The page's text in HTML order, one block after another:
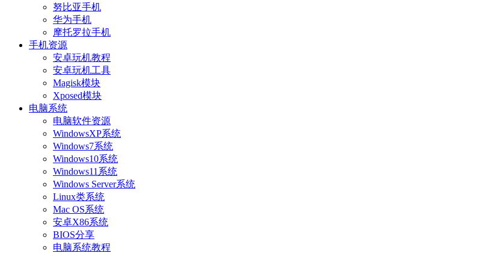
努比亚手机
华为手机
摩托罗拉手机
手机资源
安卓玩机教程
安卓玩机工具
Magisk模块
Xposed模块
电脑系统
电脑软件资源
WindowsXP系统
Windows7系统
Windows10系统
Windows11系统
Windows Server系统
Linux类系统
Mac OS系统
安卓X86系统
BIOS分享
电脑系统教程